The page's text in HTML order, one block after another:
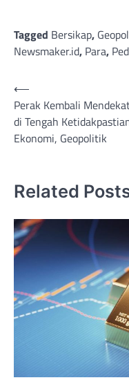
Tagged Bersikap,
Newsmaker.id, Para,
Post
navigation
⟵
Perak Kembali
di Tengah
Ekonomi, Geopolitik
Related